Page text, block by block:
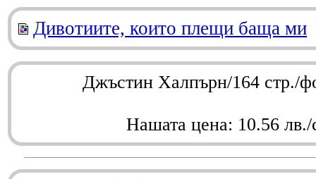
Дивотиите, които плещи баща ми
Джъстин Халпърн/164 стр./
Нашата цена: 10.56 лв./